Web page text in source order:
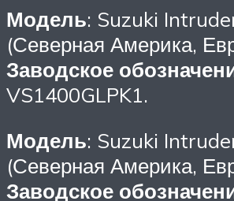
Модель: Suzuki
(Северная Америка,
Заводское
VS1400GLPK1.
Модель: Suzuki
(Северная Америка,
Заводское